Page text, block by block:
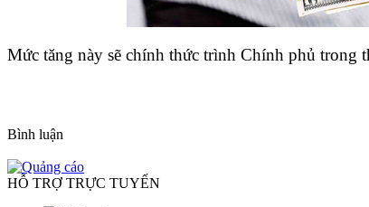
Mức tăng này sẽ chính thức trình Chính phủ trong
Bình luận
HỖ TRỢ TRỰC TUYẾN